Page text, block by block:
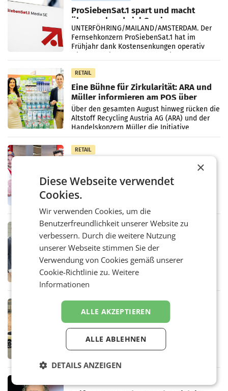
ProSiebenSat.1 spart und macht
überraschend viel Gewinn
UNTERFÖHRING/MAILAND/AMSTERDAM. Der
Fernsehkonzern ProSiebenSat.1 hat im
Frühjahr dank Kostensenkungen operativ
RETAIL
Eine Bühne für Zirkularität: ARA und
Müller informieren am POS über
Kreislauffähigkeit
Über den gesamten August hinweg rücken die
Altstoff Recycling Austria AG (ARA) und der
Handelskonzern Müller die Initiative
„Kreislauf-Helden“ in allen österreichischen
Müller-Filialen
RETAIL
Penny modernisiert zwei Filialen in
Ober- und Niederösterreich
WIENER NEUDORF. – Im Rahmen einer
laufenden Modernisierungsoffensive
erneuert Penny zwei Filialen in Nieder- und
Oberösterreich. Die beiden Standorte liegen
in Haag sowie im rund
RETAIL
Alles bereit für den Wechsel: Jürgen
Albrecht setzt ab 1.1.2027 auf Adeg
WIENER NEUDORF. – Die geplante
Zusammenarbeit zwischen Adeg und dem
Vorarlberger Kaufmann Jürgen Albrecht ist
kartellrechtlich freigegeben: Die
Bundeskartellanwalt
Rekordergebnis im Juli: Leapmotor
verdoppelt Auslieferungen und
überschreitet die 100.000er-Marke
– Im Juli 2026 erreichte Leapmotor einen
wichtigen Meilenstein und lieferte weltweit
Ergebnis gegenüber Juli 2025 mehr als
×
Diese Webseite verwendet
Cookies.
Wir verwenden Cookies, um die
Benutzerfreundlichkeit unserer Website zu
verbessern. Durch die weitere Nutzung
unserer Webseite stimmen Sie der
Verwendung von Cookies gemäß unserer
Cookie-Richtlinie zu.Weitere
Informationen
ALLE AKZEPTIEREN
ALLE ABLEHNEN
DETAILS ANZEIGEN